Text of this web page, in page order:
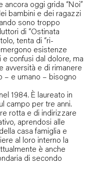
ancora oggi grida “Noi”
bambini e dei ragazzi
sono troppo
di “Ostinata
tenta di “ri-
esistenze
confusi dal dolore, ma
avversità e di rimanere
– e umano – bisogno
1984. È laureato in
campo per tre anni.
rotta e di indirizzare
aprendosi alle
casa famiglia e
al loro interno la
è anche
di secondo